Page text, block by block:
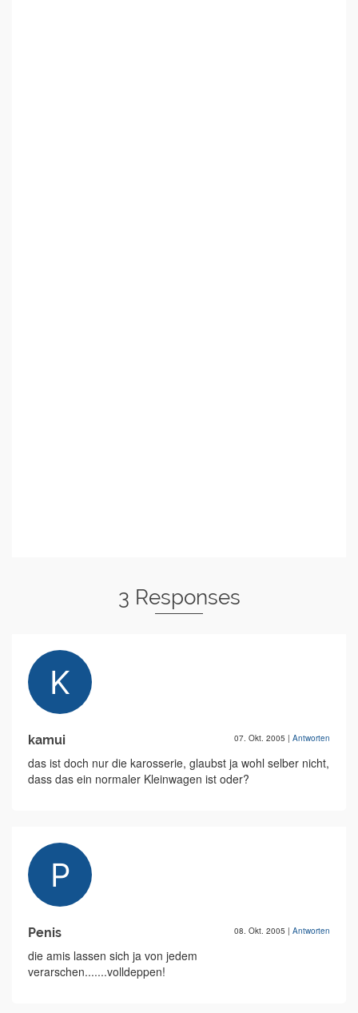
3 Responses
kamui 07. Okt. 2005 | Antworten
das ist doch nur die karosserie, glaubst ja wohl selber nicht,
dass das ein normaler Kleinwagen ist oder?
Penis 08. Okt. 2005 | Antworten
die amis lassen sich ja von jedem
verarschen.......volldeppen!